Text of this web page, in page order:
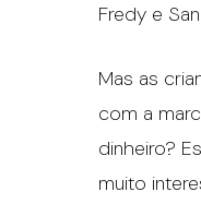
Fredy e
Mas as
com a
dinheiro?
muito